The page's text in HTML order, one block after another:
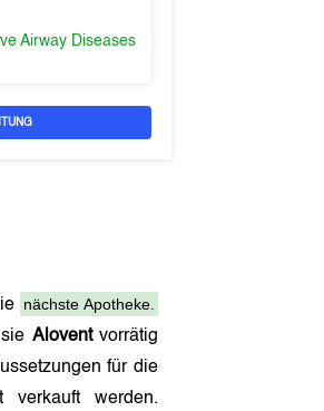
Airway Diseases
nächste Apotheke.
Aloventvorrätig
für die
werden.